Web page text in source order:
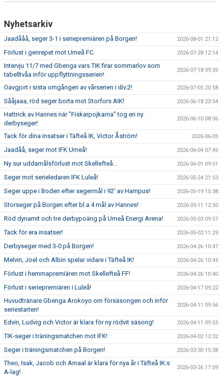
Nyhetsarkiv
Jaadååå, seger 3-1 i seriepremiären på Borgen! 2026-08-01 21:12
Förlust i genrepet mot Umeå FC. 2026-07-28 12:14
Intervju 11/7 med Gbenga vars TIK firar sommarlov som
tabelltvåa inför uppflyttningsserien!
2026-07-18 09:35
Oavgjort i sista omgången av vårserien i div.2! 2026-07-05 20:58
Sååjaaa, röd seger borta mot Storfors AIK! 2026-06-18 23:54
Hattrick av Hannes när "Fiskarpojkarna" tog en ny
derbyseger!
2026-06-10 08:06
Tack för dina insatser i Täfteå IK, Victor Åström! 2026-06-05
Jaadåå, seger mot IFK Umeå! 2026-06-04 07:45
Ny sur uddamålsförlust mot Skellefteå... 2026-06-01 09:51
Seger mot serieledaren IFK Luleå! 2026-05-24 21:53
Seger uppe i Boden efter segermål i 92' av Hampus! 2026-05-19 15:38
Storseger på Borgen efter bl.a 4 mål av Hannes! 2026-05-11 12:50
Röd dynamit och tre derbypoäng på Umeå Energi Arena! 2026-05-03 09:57
Tack för era insatser! 2026-05-02 11:29
Derbyseger med 3-0 på Borgen! 2026-04-26 10:47
Melvin, Joel och Albin spelar vidare i Täfteå IK! 2026-04-26 10:45
Förlust i hemmapremiären mot Skellefteå FF! 2026-04-26 10:40
Förlust i seriepremiären i Luleå! 2026-04-17 09:22
Huvudtränare Gbenga Arokoyo om försäsongen och inför
seriestarten!
2026-04-11 09:56
Edvin, Ludvig och Victor är klara för ny rödvit säsong! 2026-04-11 09:55
TIK-seger i träningsmatchen mot IFK! 2026-04-02 12:32
Seger i träningsmatchen på Borgen! 2026-03-30 15:38
Theo, Isak, Jacob och Amaal är klara för nya år i Täfteå IK:s
A-lag!
2026-03-26 17:09